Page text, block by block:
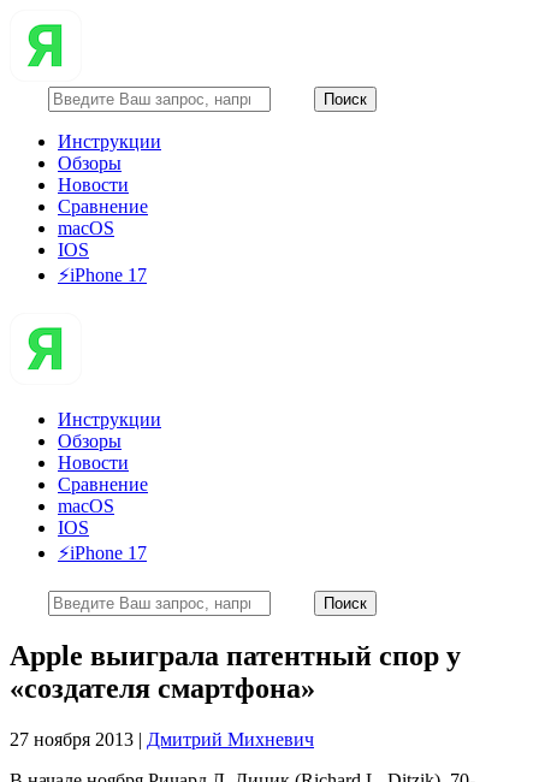
Инструкции
Обзоры
Новости
Сравнение
macOS
IOS
⚡️iPhone 17
Инструкции
Обзоры
Новости
Сравнение
macOS
IOS
⚡️iPhone 17
Apple выиграла патентный спор у
«создателя смартфона»
27 ноября 2013 | Дмитрий Михневич